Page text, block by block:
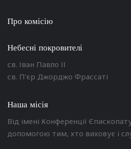
Про комісію
Небесні покровителі
св. Іван Павло ІІ
св. П’єр Джорджо Фрассаті
Наша місія
Від імені Конференції
допомогою тим, хто виховує і